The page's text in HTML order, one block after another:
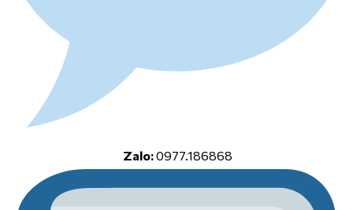
Zalo:0977.186868